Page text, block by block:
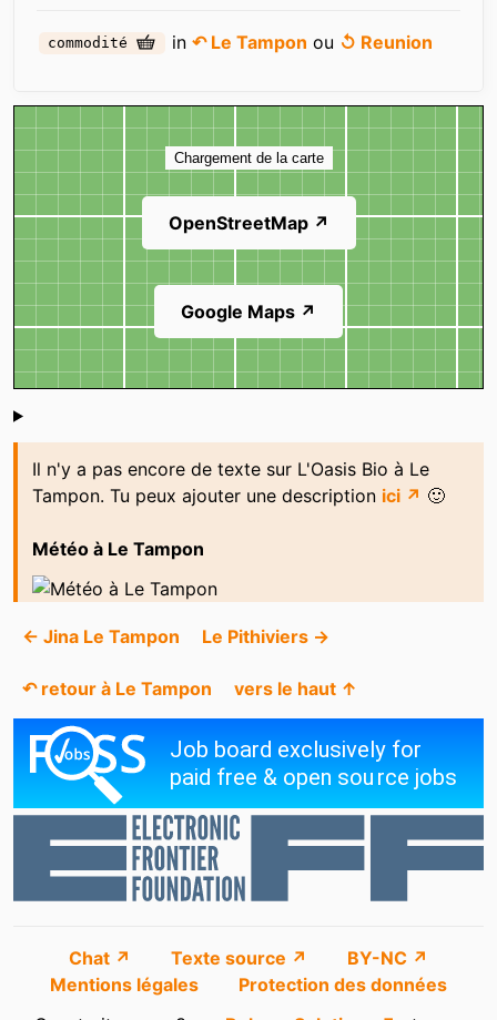
commodité in↶ Le Tampon ou ↺ Reunion
Carte
Chargement de la carte
OpenStreetMap ↗
Google Maps ↗
Shoutbox
Il n'y a pas encore de texte sur L'Oasis Bio à Le
Tampon. Tu peux ajouter une description ici ↗ 🙂
Météo à Le Tampon
← Jina Le Tampon Le Pithiviers →
↶ retour à Le Tampon vers le haut ↑
Chat ↗ Texte source ↗
BY-NC ↗
Mentions légales
Protection des données